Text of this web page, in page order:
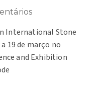
International Stone
19 de março no
and Exhibition